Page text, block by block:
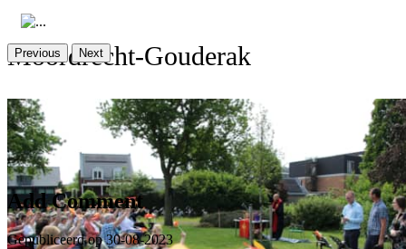
Moordrecht-Gouderak
Previous Next
Er zijn nog geen reacties op dit bericht
Add Comment
Gepubliceerd op 30-08-2023